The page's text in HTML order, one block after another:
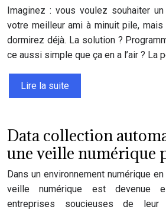
Imaginez : vous voulez souhaiter
votre meilleur ami à minuit pile,
dormirez déjà. La solution ?
ce aussi simple que ça en a l’air ? La
Lire la suite
Data collection
une veille numérique
Dans un environnement numérique
veille numérique est devenue
entreprises soucieuses de